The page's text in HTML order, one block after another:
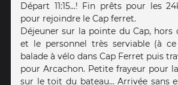
Départ 11:15...! Fin prêts pour les
pour rejoindre le Cap ferret.
Déjeuner sur la pointe du Cap, hors
et le personnel très serviable (à
balade à vélo dans Cap Ferret puis
pour Arcachon. Petite frayeur pour
sur le toit du bateau... Arrivée sans